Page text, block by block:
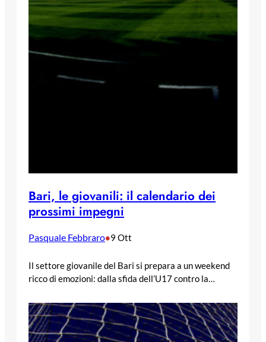
Bari, le giovanili: il calendario dei
prossimi impegni
Pasquale Febbraro•9 Ott
Il settore giovanile del Bari si prepara a un weekend
ricco di emozioni: dalla sfida dell’U17 contro la…